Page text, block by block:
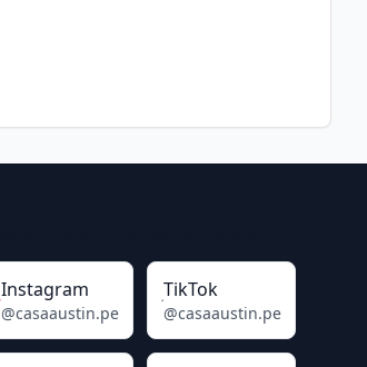
Instagram
@casaaustin.pe
TikTok
@casaaustin.pe